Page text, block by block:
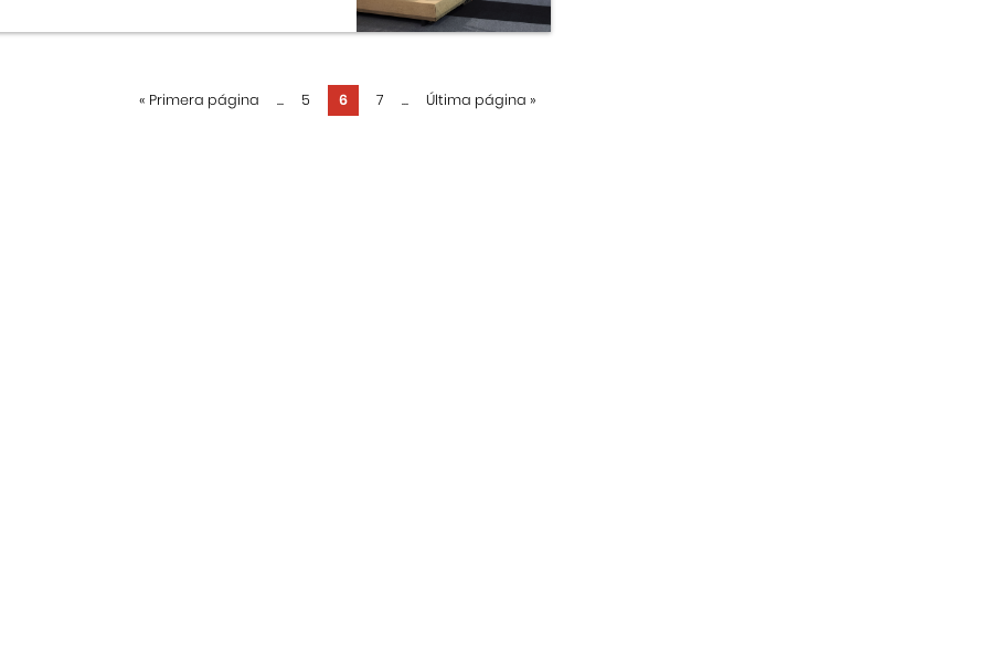
« Primera página ... 5 6 7 ... Última página »